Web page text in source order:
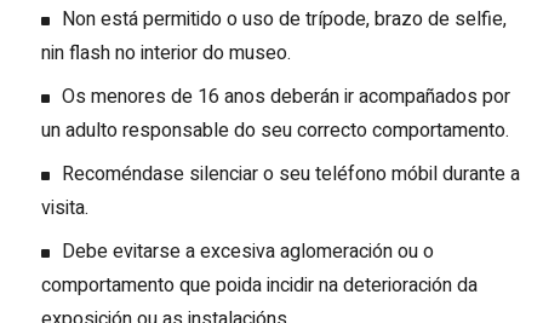
Non está permitido o uso de trípode, brazo de selfie,
nin flash no interior do museo.
Os menores de 16 anos deberán ir acompañados por
un adulto responsable do seu correcto comportamento.
Recoméndase silenciar o seu teléfono móbil durante a
visita.
Debe evitarse a excesiva aglomeración ou o
comportamento que poida incidir na deterioración da